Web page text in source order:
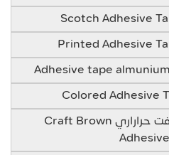
سلوتيب ورقي بني كرافت حراراري Craft Brown